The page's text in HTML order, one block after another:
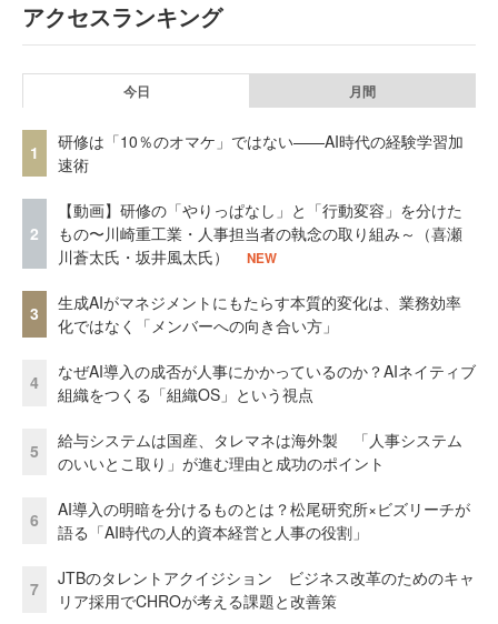
アクセスランキング
今日 月間
1
研修は「10％のオマケ」ではない——AI時代の経験学習加
速術
2
【動画】研修の「やりっぱなし」と「行動変容」を分けた
もの〜川崎重工業・人事担当者の執念の取り組み～（喜瀬
川蒼太氏・坂井風太氏）
NEW
3
生成AIがマネジメントにもたらす本質的変化は、業務効率
化ではなく「メンバーへの向き合い方」
4
なぜAI導入の成否が人事にかかっているのか？AIネイティブ
組織をつくる「組織OS」という視点
5
給与システムは国産、タレマネは海外製 「人事システム
のいいとこ取り」が進む理由と成功のポイント
6
AI導入の明暗を分けるものとは？松尾研究所×ビズリーチが
語る「AI時代の人的資本経営と人事の役割」
7
JTBのタレントアクイジション ビジネス改革のためのキャ
リア採用でCHROが考える課題と改善策